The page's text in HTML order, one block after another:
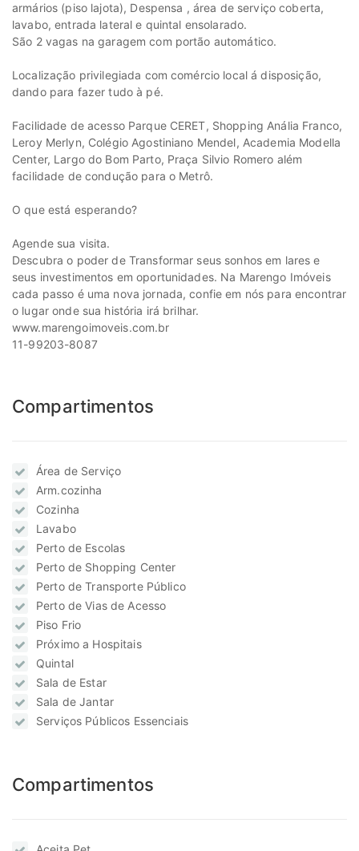
armários (piso lajota), Despensa , área de serviço coberta,
lavabo, entrada lateral e quintal ensolarado.
São 2 vagas na garagem com portão automático.
Localização privilegiada com comércio local á disposição,
dando para fazer tudo à pé.
Facilidade de acesso Parque CERET, Shopping Anália Franco,
Leroy Merlyn, Colégio Agostiniano Mendel, Academia Modella
Center, Largo do Bom Parto, Praça Silvio Romero além
facilidade de condução para o Metrô.
O que está esperando?
Agende sua visita.
Descubra o poder de Transformar seus sonhos em lares e
seus investimentos em oportunidades. Na Marengo Imóveis
cada passo é uma nova jornada, confie em nós para encontrar
o lugar onde sua história irá brilhar.
www.marengoimoveis.com.br
11-99203-8087
Compartimentos
Área de Serviço
Arm.cozinha
Cozinha
Lavabo
Perto de Escolas
Perto de Shopping Center
Perto de Transporte Público
Perto de Vias de Acesso
Piso Frio
Próximo a Hospitais
Quintal
Sala de Estar
Sala de Jantar
Serviços Públicos Essenciais
Compartimentos